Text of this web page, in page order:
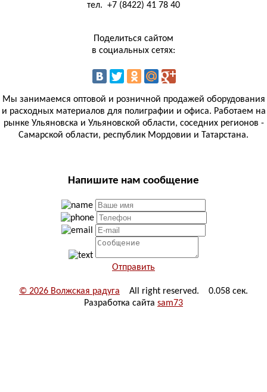
тел. +7 (8422) 41 78 40
Поделиться сайтом
в социальных сетях:
Мы занимаемся оптовой и розничной продажей оборудования
и расходных материалов для полиграфии и офиса. Работаем на
рынке Ульяновска и Ульяновской области, соседних регионов -
Самарской области, республик Мордовии и Татарстана.
Напишите нам сообщение
Отправить
© 2026 Волжская радуга All right reserved. 0.058 сек.
Разработка сайта sam73